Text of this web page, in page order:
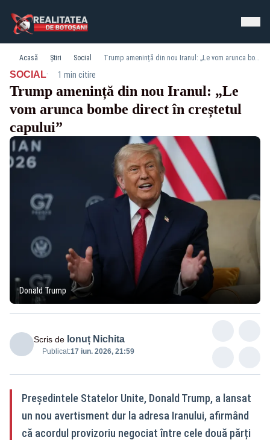
Acasă Știri Social Trump amenință din nou Iranul: „Le vom arunca bombe direct în creștetul capului”
SOCIAL· 1 min citire
Trump amenință din nou Iranul: „Le
vom arunca bombe direct în creștetul
capului”
Donald Trump
Scris de Ionuț Nichita
Publicat:17 iun. 2026, 21:59
Președintele Statelor Unite, Donald Trump, a lansat
un nou avertisment dur la adresa Iranului, afirmând
că acordul provizoriu negociat între cele două părți